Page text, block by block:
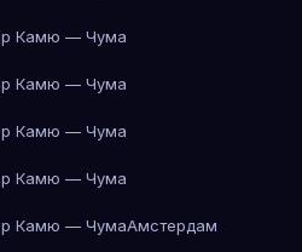
Камю — Чума
Камю — Чума
Камю — Чума
Камю — Чума
Камю — ЧумаАмстердам